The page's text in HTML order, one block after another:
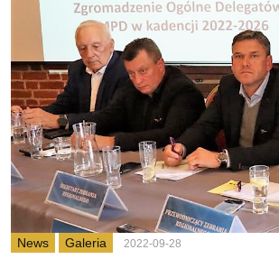
News Galeria 2022-09-28